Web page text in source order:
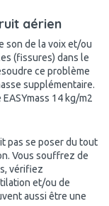
aérien
son de la voix et/ou
(fissures) dans le
ce problème
supplémentaire.
14 kg/m2
pas se poser du tout
Vous souffrez de
vérifiez
et/ou de
aussi être une